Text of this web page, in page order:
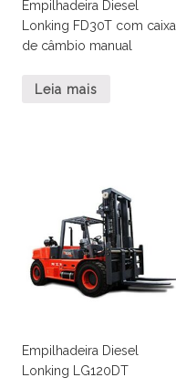
Empilhadeira Diesel
Lonking FD30T com caixa
de câmbio manual
Leia mais
Empilhadeira Diesel
Lonking LG120DT